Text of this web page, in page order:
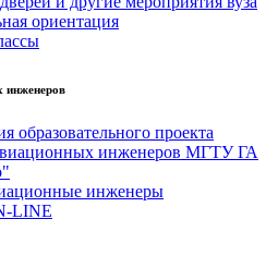
ориентация
инженеров
образовательного проекта
инженеров МГТУ ГА
инженеры
LINE